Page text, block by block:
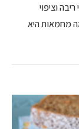
וציפוי
מחמאות היא